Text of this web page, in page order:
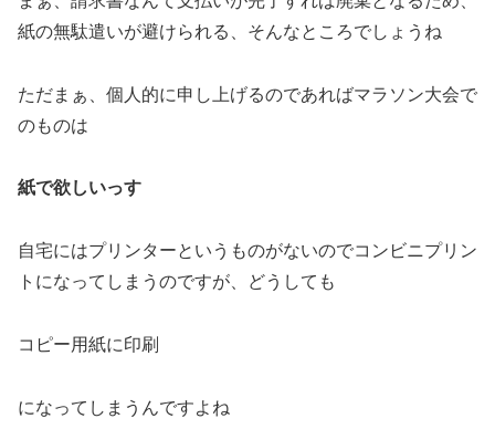
紙の無駄遣いが避けられる、そんなところでしょうね
ただまぁ、個人的に申し上げるのであればマラソン大会で
のものは
紙で欲しいっす
自宅にはプリンターというものがないのでコンビニプリン
トになってしまうのですが、どうしても
コピー用紙に印刷
になってしまうんですよね